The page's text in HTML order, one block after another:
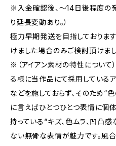
※入金確認後、～14日後程度の
り延長変動あり。）
極力早期発送を目指しておりま
けました場合のみご検討頂けまし
※（アイアン素材の特性について
る様に当作品にて採用している
などを施しておらず、そのため“
に言えばひとつひとつ表情に個
持っている“キズ、色ムラ、凹凸
ない無骨な表情が魅力です。風